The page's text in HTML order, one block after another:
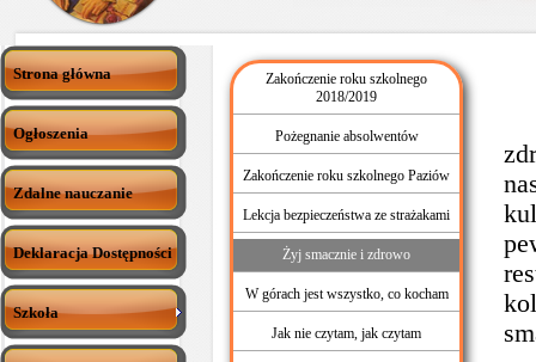
Strona główna
Ogłoszenia
Zdalne nauczanie
Deklaracja Dostępności
Szkoła
Zakończenie roku szkolnego
2018/2019
Pożegnanie absolwentów
Zakończenie roku szkolnego Paziów
Lekcja bezpieczeństwa ze strażakami
Żyj smacznie i zdrowo
W górach jest wszystko, co kocham
Jak nie czytam, jak czytam